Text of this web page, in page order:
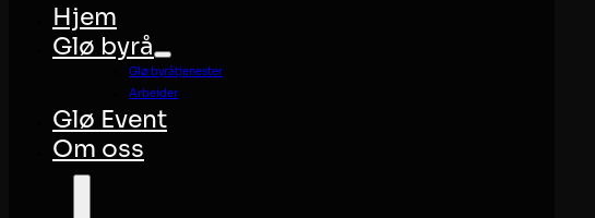
Hjem
Glø byrå
Glø byråtjenester
Arbeider
Glø Event
Om oss